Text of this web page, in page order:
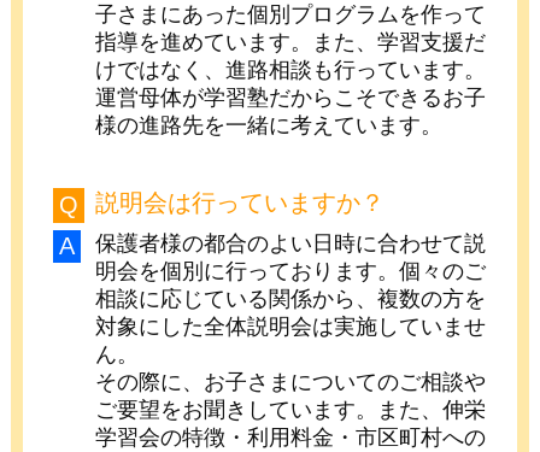
子さまにあった個別プログラムを作って
指導を進めています。また、学習支援だ
けではなく、進路相談も行っています。
運営母体が学習塾だからこそできるお子
様の進路先を一緒に考えています。
説明会は行っていますか？
保護者様の都合のよい日時に合わせて説
明会を個別に行っております。個々のご
相談に応じている関係から、複数の方を
対象にした全体説明会は実施していませ
ん。
その際に、お子さまについてのご相談や
ご要望をお聞きしています。また、伸栄
学習会の特徴・利用料金・市区町村への